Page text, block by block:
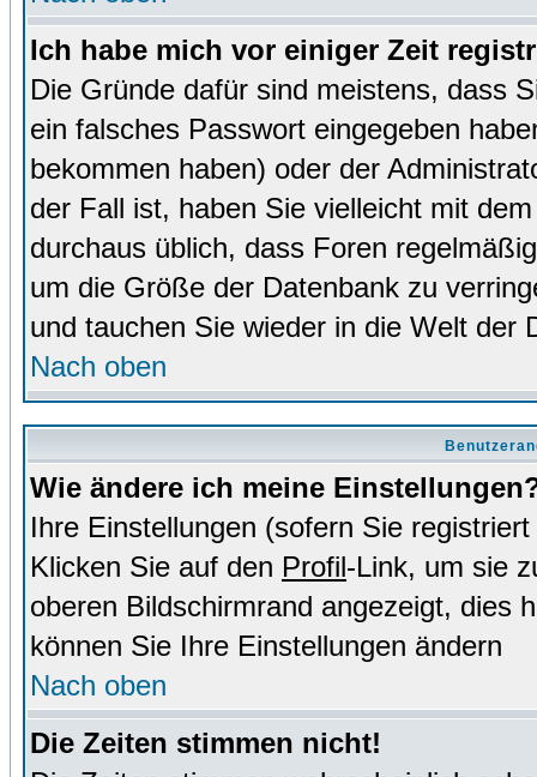
Ich habe mich vor einiger Zeit
Die Gründe dafür sind meistens, dass
ein falsches Passwort eingegeben
bekommen haben) oder der
der Fall ist, haben Sie vielleicht mit
durchaus üblich, dass Foren
um die Größe der Datenbank zu
und tauchen Sie wieder in die Welt der
Nach oben
Wie ändere ich meine
Ihre Einstellungen (sofern Sie
Klicken Sie auf den Profil-Link, um sie
oberen Bildschirmrand angezeigt, dies
können Sie Ihre Einstellungen ändern
Nach oben
Die Zeiten stimmen nicht!